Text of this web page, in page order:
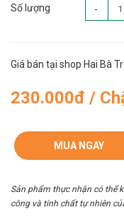
Số lượng -
Giá bán tại shop Hai Bà
230.000đ /
MUA NGAY
Sản phẩm thực nhận có thể
công và tính chất tự nhiên